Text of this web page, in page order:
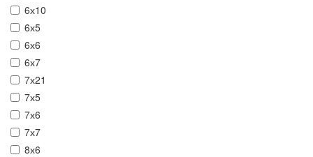
6х10
6х5
6х6
6х7
7х21
7х5
7х6
7х7
8х6